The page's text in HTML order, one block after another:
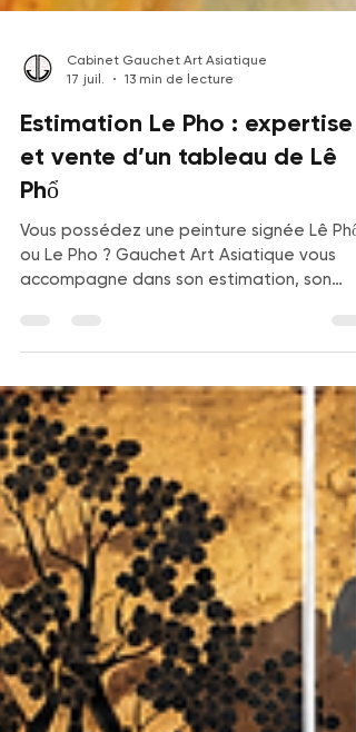
Cabinet Gauchet Art Asiatique
17 juil.
13 min de lecture
Estimation Le Pho : expertise
Phổ
Vous possédez une peinture signée Lê Phổ
authentification et sa vente, avec une
expertise spécialisée en art vietnamien
moderne.